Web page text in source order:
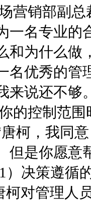
营销部副
一名专业的
和为什么做
名优秀的管
来说还不够
的控制范
柯，我同
但是你愿意
）决策遵循
柯对管理人